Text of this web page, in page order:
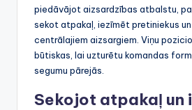
piedāvājot aizsardzības atbalstu,
sekot atpakaļ, iezīmēt pretiniekus
centrālajiem aizsargiem. Viņu
būtiskas, lai uzturētu komandas
segumu pārejās.
Sekojot atpakaļ un